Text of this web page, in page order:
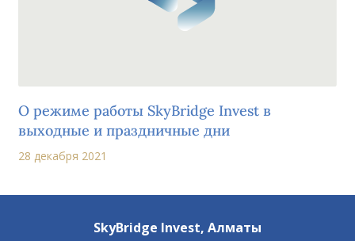
О режиме работы SkyBridge Invest в
выходные и праздничные дни
28 декабря 2021
SkyBridge Invest, Алматы